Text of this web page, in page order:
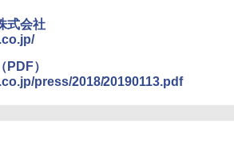
A09 地球の歩き方 イタリア 2026～2027 地
の歩き方A ヨーロッパ
BASE 《めざましテレビで紹介》
ント ワンタッチ RENEW 幅200 2-3人用 43
5,999
6,459
撃退スプレー 熊よけスプレー 熊スプレー
【日本企業販売】超強力クマ対策スプレー 30
式会社
）
press/2018/20190113.pdf